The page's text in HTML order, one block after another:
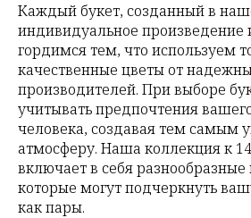
Каждый букет, созданный в
индивидуальное произведение
гордимся тем, что используем
качественные цветы от
производителей. При выборе
учитывать предпочтения
человека, создавая тем самым
атмосферу. Наша коллекция к
включает в себя
которые могут подчеркнуть
как пары.